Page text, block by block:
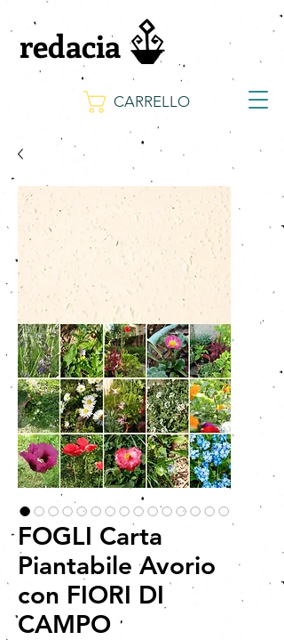
CARRELLO
redacia
FOGLI Carta
Piantabile Avorio
con FIORI DI
CAMPO